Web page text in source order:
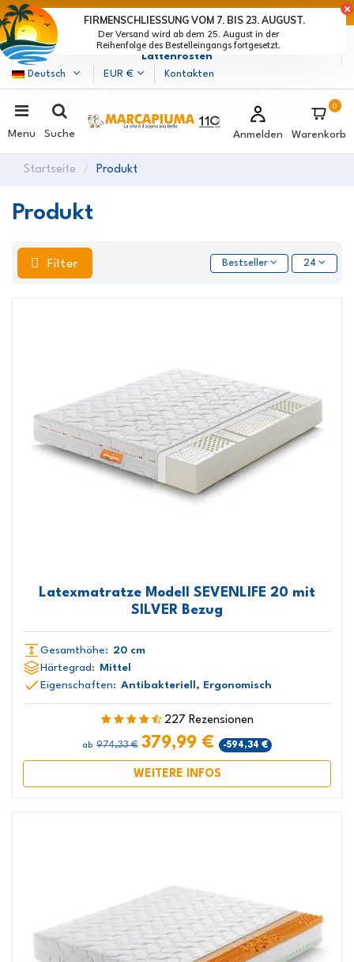
Marcapiuma| Hersteller von Matratzen, Kissen und
Lattenrosten
Deutsch
EUR € Kontakten
Menu Suche Anmelden
0
Warenkorb
Startseite Produkt
Produkt
Filter Bestseller 24
Latexmatratze Modell SEVENLIFE 20 mit
SILVER Bezug
Gesamthöhe: 20 cm
Härtegrad:
Mittel
Eigenschaften: Antibakteriell, Ergonomisch
227 Rezensionen
ab 974,33 € 379,99 € -594,34 €
WEITERE INFOS
Der Versand wird ab dem 25. August in der
Reihenfolge des Bestelleingangs fortgesetzt.
FIRMENSCHLIESSUNG VOM 7. BIS 23. AUGUST.